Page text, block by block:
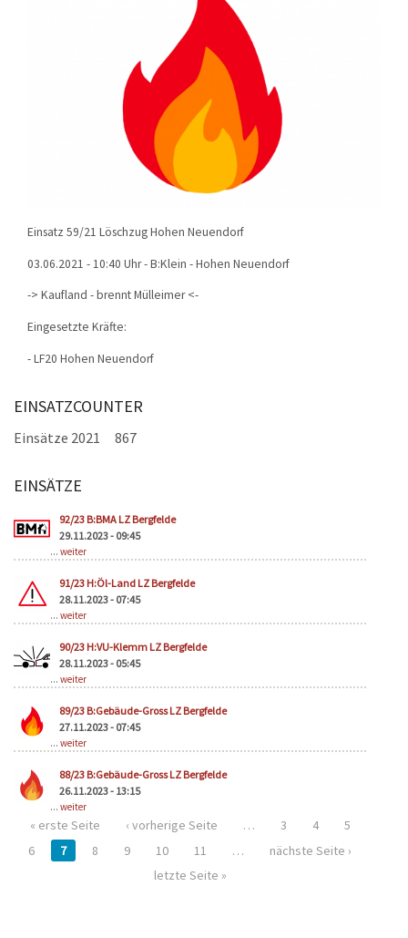
EINSÄTZE
Einsatz 59/21 Löschzug Hohen Neuendorf
03.06.2021 - 10:40 Uhr - B:Klein - Hohen Neuendorf
-> Kaufland - brennt Mülleimer <-
Eingesetzte Kräfte:
- LF20 Hohen Neuendorf
EINSATZCOUNTER
Einsätze 2021 867
EINSÄTZE
92/23 B:BMA LZ Bergfelde
29.11.2023 - 09:45
... weiter
91/23 H:Öl-Land LZ Bergfelde
28.11.2023 - 07:45
... weiter
90/23 H:VU-Klemm LZ Bergfelde
28.11.2023 - 05:45
... weiter
89/23 B:Gebäude-Gross LZ Bergfelde
27.11.2023 - 07:45
... weiter
88/23 B:Gebäude-Gross LZ Bergfelde
26.11.2023 - 13:15
... weiter
Seiten
« erste Seite ‹ vorherige Seite … 3 4
5
6
7 8 9 10 11 …
nächste Seite ›
letzte Seite »